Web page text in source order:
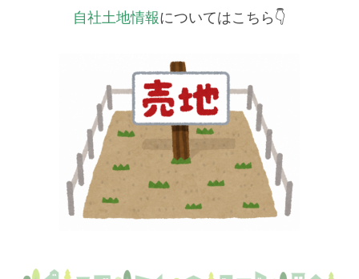
自社土地情報についてはこちら👇